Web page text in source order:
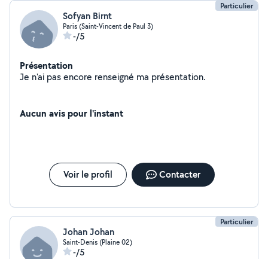
Particulier
Sofyan Birnt
Paris (Saint-Vincent de Paul 3)
-/5
Présentation
Je n'ai pas encore renseigné ma présentation.
Aucun avis pour l'instant
Voir le profil Contacter
Particulier
Johan Johan
Saint-Denis (Plaine 02)
-/5